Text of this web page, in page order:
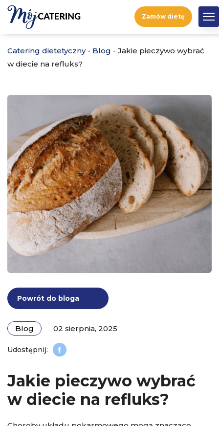
Zamów dietę
Catering dietetyczny- Blog - Jakie pieczywo wybrać
w diecie na refluks?
Powrót do bloga
Blog 02 sierpnia, 2025
Jakie pieczywo wybrać
w diecie na refluks?